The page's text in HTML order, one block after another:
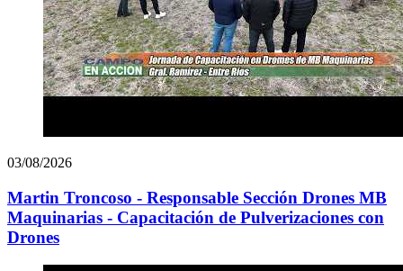
03/08/2026
Martin Troncoso - Responsable Sección Drones MB
Maquinarias - Capacitación de Pulverizaciones con
Drones